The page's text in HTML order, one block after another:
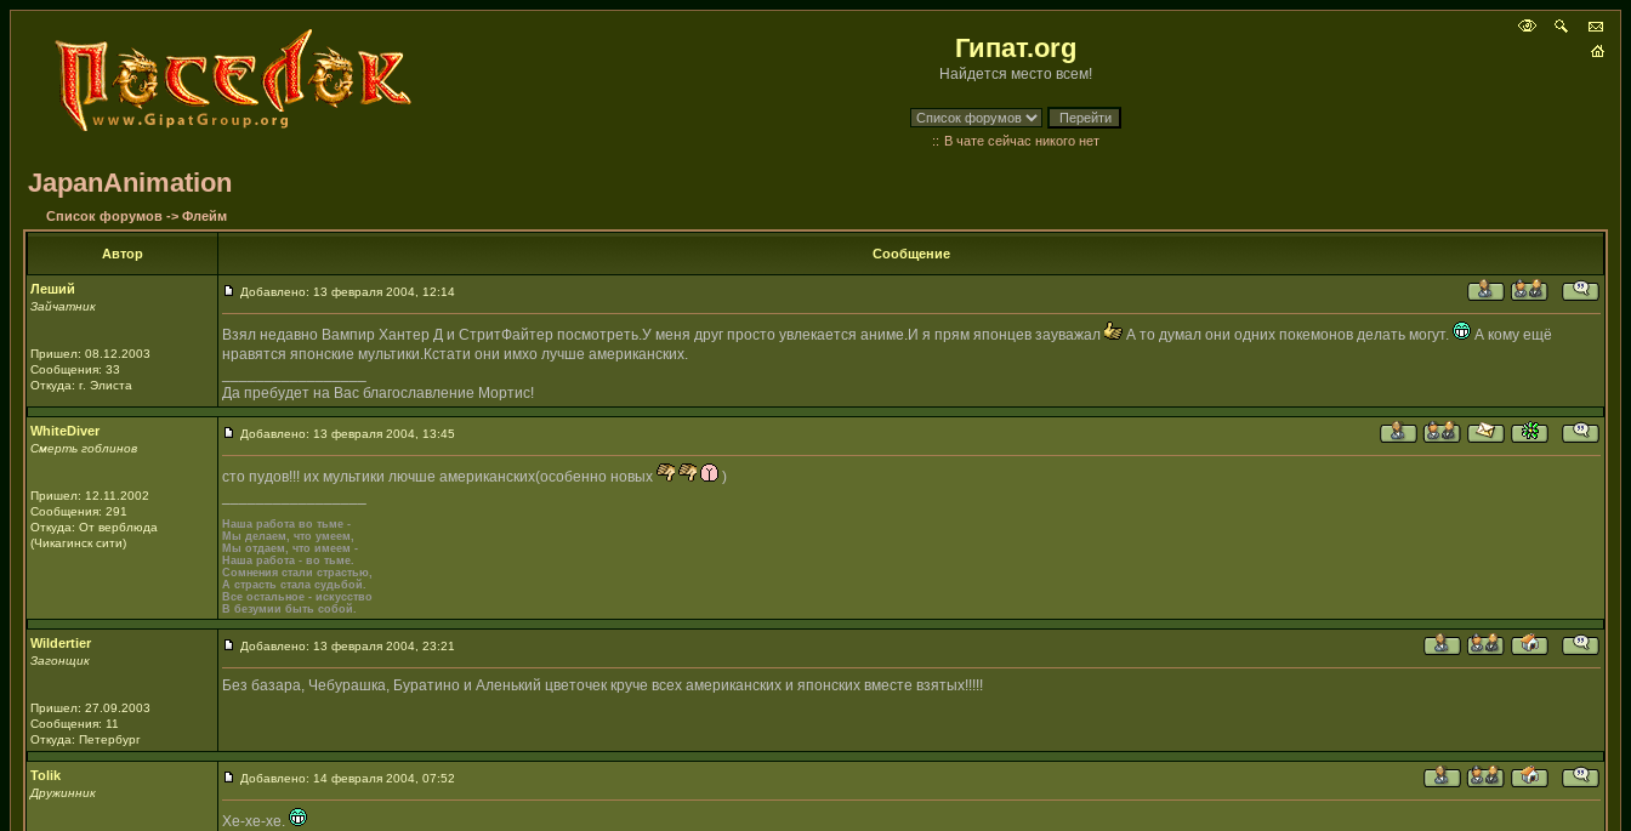
Гипат.org
Найдется место всем!
:: В чате сейчас никого нет
JapanAnimation
Список форумов -> Флейм
Автор Сообщение
Леший
Зайчатник
Пришел: 08.12.2003
Сообщения: 33
Откуда: г. Элиста
Добавлено: 13 февраля 2004, 12:14
Взял недавно Вампир Хантер Д и СтритФайтер посмотреть.У меня друг просто увлекается аниме.И я прям японцев зауважал А то думал они одних покемонов делать могут.
А кому ещё
нравятся японские мультики.Кстати они имхо лучше американских.
Да пребудет на Вас благославление Мортис!
WhiteDiver
Смерть гоблинов
Пришел: 12.11.2002
Сообщения: 291
Откуда: От верблюда
(Чикагинск сити)
Добавлено: 13 февраля 2004, 13:45
сто пудов!!! их мультики лючше американских(особенно новых
)
Наша работа во тьме -
Мы делаем, что умеем,
Мы отдаем, что имеем -
Наша работа - во тьме.
Сомнения стали страстью,
А страсть стала судьбой.
Все остальное - искусство
В безумии быть собой.
Wildertier
Загонщик
Пришел: 27.09.2003
Сообщения: 11
Откуда: Петербург
Добавлено: 13 февраля 2004, 23:21
Без базара, Чебурашка, Буратино и Аленький цветочек круче всех американских и японских вместе взятых!!!!!
Tolik
Дружинник
Добавлено: 14 февраля 2004, 07:52
Хе-хе-хе.